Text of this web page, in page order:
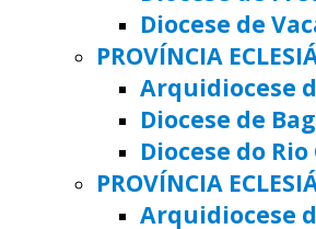
Diocese de
PROVÍNCIA
Arquidiocese
Diocese de
Diocese do
PROVÍNCIA
Arquidiocese